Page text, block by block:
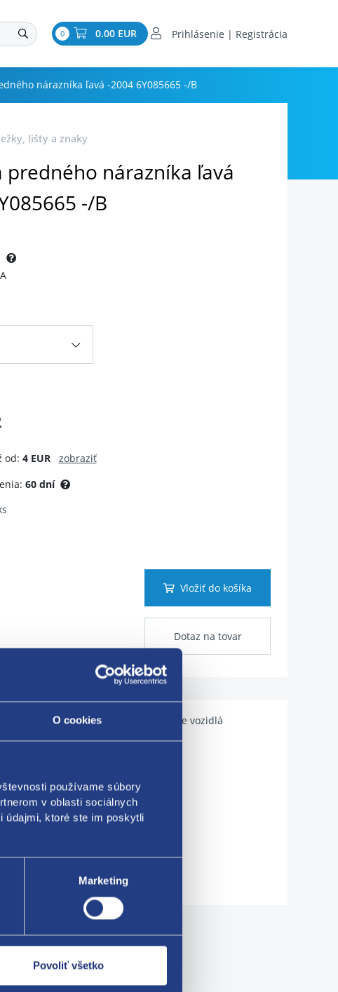
O cookies
používame súbory
v oblasti sociálnych
údajmi, ktoré ste im poskytli
Marketing
Povoliť všetko
0 0.00 EUR Prihlásenie | Registrácia
nárazníka ľavá -2004 6Y085665 -/B
lišty a znaky
predného nárazníka ľavá
-/B
od: 4 EUR
zobraziť
60 dní
Vložiť do košíka
Dotaz na tovar
Použiteľné pre vozidlá